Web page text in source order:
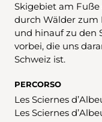
Skigebiet am
durch Wälder zum
und hinauf zu den
vorbei, die uns
Schweiz ist.
PERCORSO
Les Sciernes
Les Sciernes